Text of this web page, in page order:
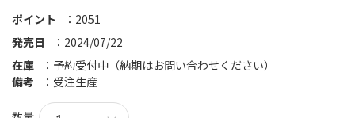
発売日 2024/07/22
ポイント 2051
在庫
予約受付中（納期はお問い合わせください）
備考
受注生産